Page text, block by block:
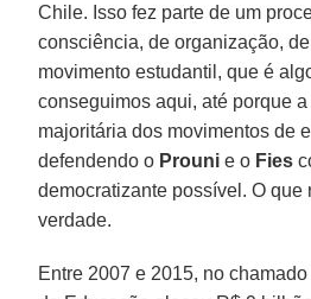
Chile. Isso fez parte de um
consciência, de organização,
movimento estudantil, que é
conseguimos aqui, até porque
majoritária dos movimentos de
defendendo o Prouni e o Fies
democratizante possível. O que
verdade.
Entre 2007 e 2015, no chamado